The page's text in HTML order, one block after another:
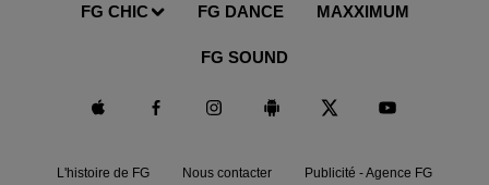
FG CHIC FG DANCE MAXXIMUM
FG SOUND
L'histoire de FG Nous contacter Publicité - Agence FG